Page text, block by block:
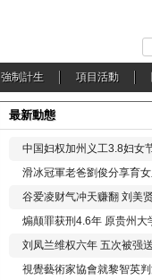
強制計生 項目活動
最新動態
中国妇权加州义工3.8妇女
滑冰冠軍老爸劉俊分享育
谷爱凌财气冲天赚翻 刘美
煽颠罪获刑4.6年 原贵州大
刘凤兰维权六年 五次被强
視覺藝術家協會就黎智英